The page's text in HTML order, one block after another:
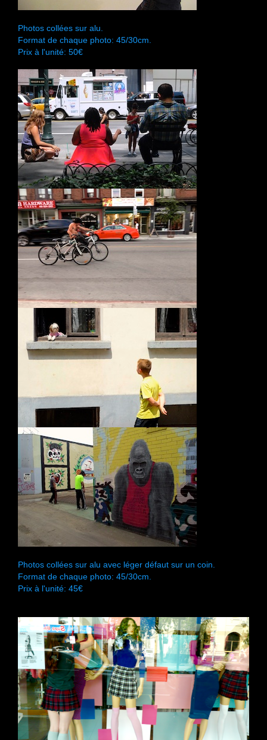
Photos collées sur alu.
Format de chaque photo: 45/30cm.
Prix à l'unité: 50€
Photos collées sur alu avec léger défaut sur un coin.
Format de chaque photo: 45/30cm.
Prix à l'unité: 45€